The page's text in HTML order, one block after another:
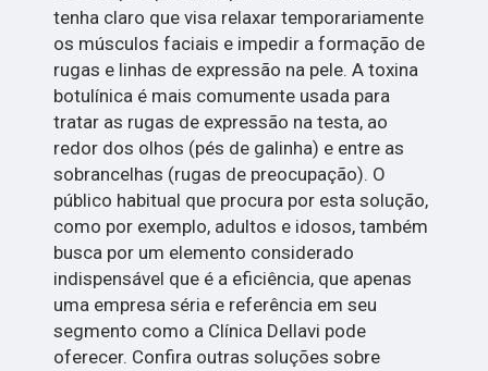
tenha claro que visa relaxar temporariamente
os músculos faciais e impedir a formação de
rugas e linhas de expressão na pele. A toxina
botulínica é mais comumente usada para
tratar as rugas de expressão na testa, ao
redor dos olhos (pés de galinha) e entre as
sobrancelhas (rugas de preocupação). O
público habitual que procura por esta solução,
como por exemplo, adultos e idosos, também
busca por um elemento considerado
indispensável que é a eficiência, que apenas
uma empresa séria e referência em seu
segmento como a Clínica Dellavi pode
oferecer. Confira outras soluções sobre